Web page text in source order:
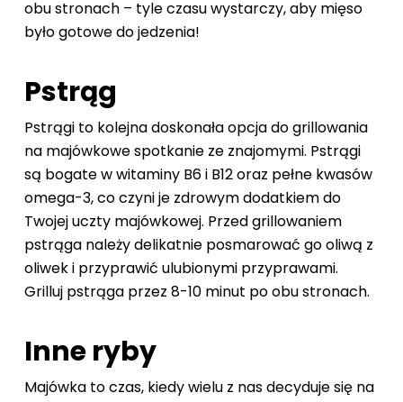
obu stronach – tyle czasu wystarczy, aby mięso
było gotowe do jedzenia!
Pstrąg
Pstrągi to kolejna doskonała opcja do grillowania
na majówkowe spotkanie ze znajomymi. Pstrągi
są bogate w witaminy B6 i B12 oraz pełne kwasów
omega-3, co czyni je zdrowym dodatkiem do
Twojej uczty majówkowej. Przed grillowaniem
pstrąga należy delikatnie posmarować go oliwą z
oliwek i przyprawić ulubionymi przyprawami.
Grilluj pstrąga przez 8-10 minut po obu stronach.
Inne ryby
Majówka to czas, kiedy wielu z nas decyduje się na